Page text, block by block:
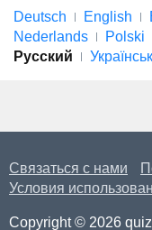
Deutsch English
Nederlands
Polski
Русский
Связаться с нами
Условия
Copyright © 2026